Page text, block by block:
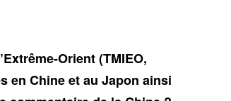
Orient (TMIEO,
en Chine et au Japon ainsi